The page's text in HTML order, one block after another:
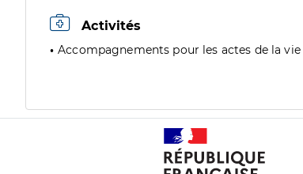
Activités
Accompagnements pour les actes de la